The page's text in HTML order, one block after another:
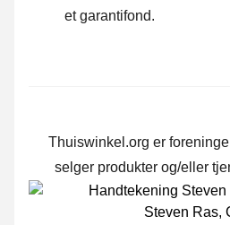
et garantifond.
Thuiswinkel.org er
selger produkter og/eller
Steven Ras,